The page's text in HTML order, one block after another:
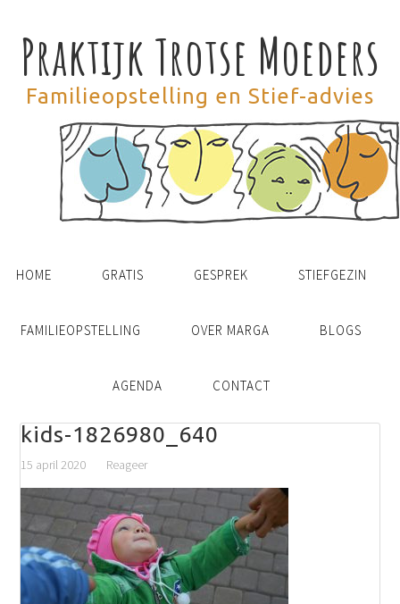
Praktijk Trotse Moeders
Familieopstelling en Stief-advies
HOME GRATIS GESPREK STIEFGEZIN
FAMILIEOPSTELLING OVER MARGA BLOGS
AGENDA CONTACT
kids-1826980_640
15 april 2020 Reageer